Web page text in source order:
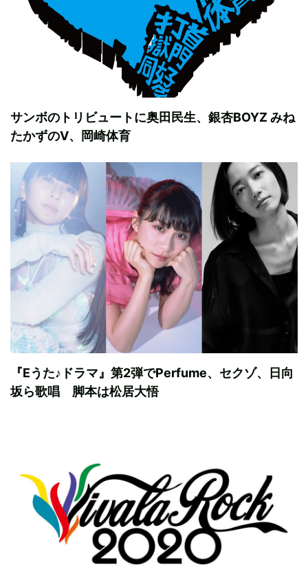
サンボのトリビュートに奥田民生、銀杏BOYZ みね
たかずのV、岡崎体育
『Eうた♪ドラマ』第2弾でPerfume、セクゾ、日向
坂ら歌唱 脚本は松居大悟